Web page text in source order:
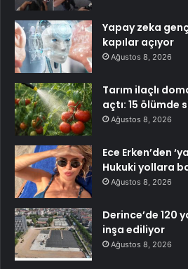
Yapay zeka
kapılar açıyor
Ağustos 8, 2026
Tarım ilaçlı
açtı: 15 ölümde
Ağustos 8, 2026
Ece Erken’den
Hukuki yollara
Ağustos 8, 2026
Derince’de 120
inşa ediliyor
Ağustos 8, 2026